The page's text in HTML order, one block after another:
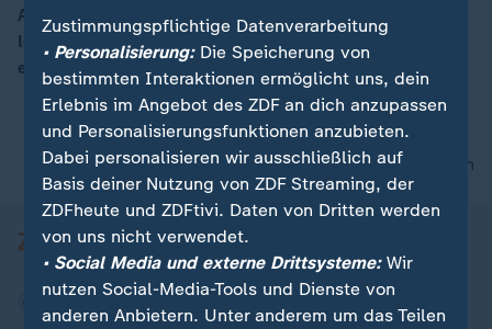
00:06
Aufsehen. Zielstrebig steuert er eine Tankstelle an und
legt sich hinter der Theke zur Ruhe – die Polizei greift
ein.
nach oben
Zustimmungspflichtige Datenverarbeitung
• Personalisierung:Die Speicherung von
bestimmten Interaktionen ermöglicht uns, dein
Erlebnis im Angebot des ZDF an dich anzupassen
und Personalisierungsfunktionen anzubieten.
Dabei personalisieren wir ausschließlich auf
Basis deiner Nutzung von ZDF Streaming, der
ZDFheute und ZDFtivi. Daten von Dritten werden
von uns nicht verwendet.
• Social Media und externe Drittsysteme:Wir
nutzen Social-Media-Tools und Dienste von
anderen Anbietern. Unter anderem um das Teilen